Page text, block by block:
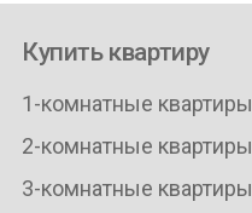
Купить квартиру
1-комнатные квартиры
2-комнатные квартиры
3-комнатные квартиры